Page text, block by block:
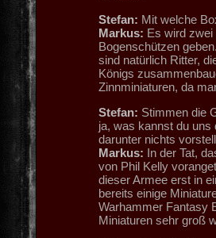
Stefan: Mit welche
Markus: Es wird
Bogenschützen
sind natürlich Ritter,
Königs
Zinnminiaturen, da
Stefan: Stimmen die
ja, was kannst du uns
darunter nichts
Markus: In der Tat,
von Phil Kelly
dieser Armee erst in
bereits einige
Warhammer Fantasy
Miniaturen sehr groß